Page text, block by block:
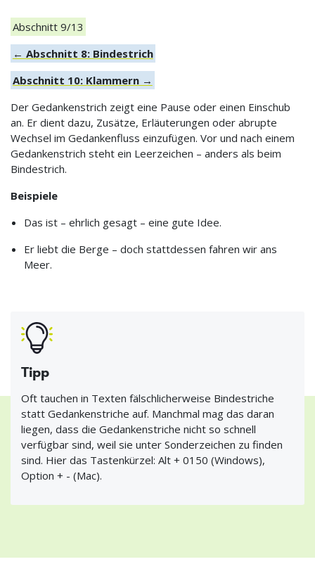
Abschnitt 9/13
← Abschnitt 8: Bindestrich
Abschnitt 10: Klammern →
Der Gedankenstrich zeigt eine Pause oder einen Einschub
an. Er dient dazu, Zusätze, Erläuterungen oder abrupte
Wechsel im Gedankenfluss einzufügen. Vor und nach einem
Gedankenstrich steht ein Leerzeichen – anders als beim
Bindestrich.
Beispiele
Das ist – ehrlich gesagt – eine gute Idee.
Er liebt die Berge – doch stattdessen fahren wir ans
Meer.
Tipp
Oft tauchen in Texten fälschlicherweise Bindestriche
statt Gedankenstriche auf. Manchmal mag das daran
liegen, dass die Gedankenstriche nicht so schnell
verfügbar sind, weil sie unter Sonderzeichen zu finden
sind. Hier das Tastenkürzel: Alt + 0150 (Windows),
Option + - (Mac).